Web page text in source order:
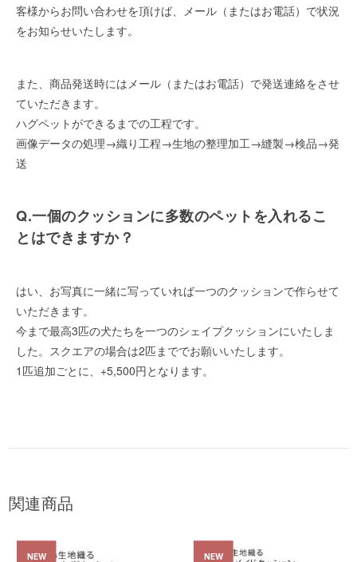
客様からお問い合わせを頂けば、メール（またはお電話）で状況
をお知らせいたします。
また、商品発送時にはメール（またはお電話）で発送連絡をさせ
ていただきます。
ハグペットができるまでの工程です。
画像データの処理→織り工程→生地の整理加工→縫製→検品→発
送
Q.一個のクッションに多数のペットを入れるこ
とはできますか？
はい、お写真に一緒に写っていれば一つのクッションで作らせて
いただきます。
今まで最高3匹の犬たちを一つのシェイプクッションにいたしま
した。スクエアの場合は2匹まででお願いいたします。
1匹追加ごとに、+5,500円となります。
関連商品
NEW NEW